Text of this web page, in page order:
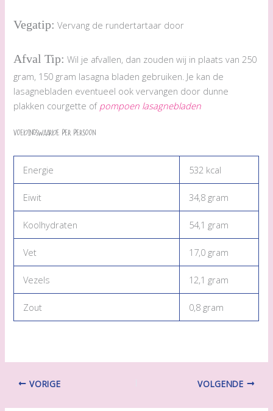
Vegatip: Vervang de rundertartaar door
Afval Tip: Wil je afvallen, dan zouden wij in plaats van 250
gram, 150 gram lasagna bladen gebruiken. Je kan de
lasagnebladen eventueel ook vervangen door dunne
plakken courgette of pompoen lasagnebladen
Voedingswaarde per persoon
Energie 532 kcal
Eiwit 34,8 gram
Koolhydraten 54,1 gram
Vet 17,0 gram
Vezels 12,1 gram
Zout 0,8 gram
VORIGE VOLGENDE